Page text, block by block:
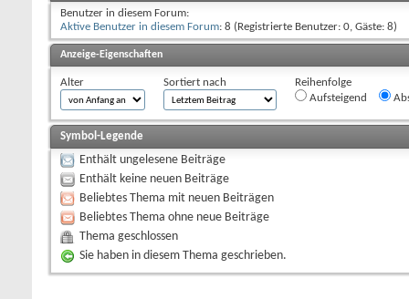
Benutzer in diesem Forum:
Aktive Benutzer in diesem Forum: 8 (Registrierte Benutzer: 0, Gäste: 8)
Anzeige-Eigenschaften
Alter Sortiert nach
Reihenfolge
Aufsteigend
Symbol-Legende
Enthält ungelesene Beiträge
Enthält keine neuen Beiträge
Beliebtes Thema mit neuen Beiträgen
Beliebtes Thema ohne neue Beiträge
Thema geschlossen
Sie haben in diesem Thema geschrieben.